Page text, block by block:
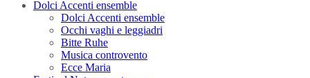
Dolci Accenti ensemble
Dolci Accenti ensemble
Occhi vaghi e leggiadri
Bitte Ruhe
Musica controvento
Ecce Maria